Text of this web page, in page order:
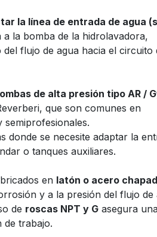
la línea de entrada de agua
la bomba de la hidrolavadora,
flujo de agua hacia el circuito
de alta presión tipo AR /
que son comunes en
semiprofesionales.
donde se necesite adaptar la
o tanques auxiliares.
en latón o acero
y a la presión del flujo de
de roscas NPT y G asegura
de trabajo.